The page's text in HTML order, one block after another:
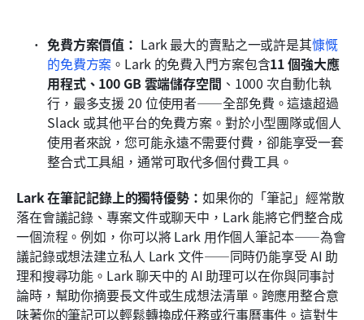
免費方案價值： Lark 最大的賣點之一或許是其慷慨
的免費方案 。Lark 的免費入門方案包含11 個強大應
用程式、100 GB 雲端儲存空間 、1000 次自動化執
行，最多支援 20 位使用者——全部免費。這遠超過
Slack 或其他平台的免費方案。對於小型團隊或個人
使用者來說，您可能永遠不需要付費，卻能享受一套
整合式工具組，通常可取代多個付費工具。
Lark 在筆記記錄上的獨特優勢： 如果你的「筆記」經常散
落在會議記錄、專案文件或聊天中，Lark 能將它們整合成
一個流程。例如，你可以將 Lark 用作個人筆記本——為會
議記錄或想法建立私人 Lark 文件——同時仍能享受 AI 助
理和搜尋功能。Lark 聊天中的 AI 助理可以在你與同事討
論時，幫助你摘要長文件或生成想法清單。跨應用整合意
味著你的筆記可以輕鬆轉換成任務或行事曆事件。這對生